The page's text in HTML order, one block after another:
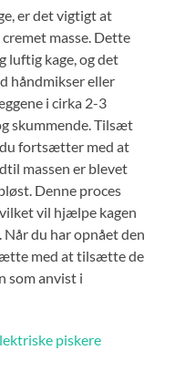
er det vigtigt at
masse. Dette
luftig kage, og det
håndmikser eller
i cirka 2-3
skummende. Tilsæt
fortsætter med at
massen er blevet
Denne proces
vil hjælpe kagen
du har opnået den
med at tilsætte de
som anvist i
piskere